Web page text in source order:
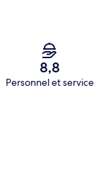
8,8
Personnel et service